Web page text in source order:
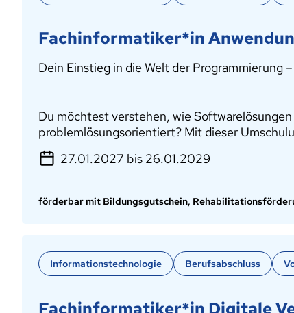
Fachinformatiker*in
Dein Einstieg in die Welt der Programmierung
Du möchtest verstehen, wie
problemlösungsorientiert? Mit dieser
27.01.2027 bis 26.01.2029
förderbar mit Bildungsgutschein,
Informationstechnologie Berufsabschluss
Fachinformatiker*in Digitale